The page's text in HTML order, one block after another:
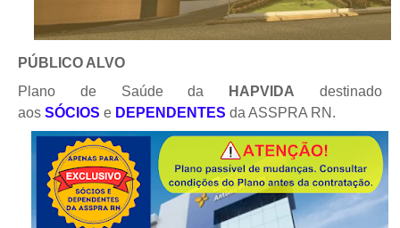
PÚBLICO ALVO
Plano de Saúde da
HAPVIDA destinado
aos SÓCIOS e DEPENDENTES da ASSPRA RN.